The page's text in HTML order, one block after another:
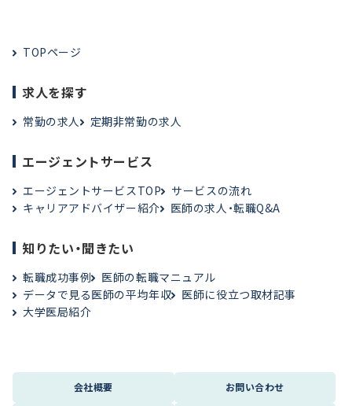
TOPページ
求人を探す
常勤の求人 定期非常勤の求人
エージェントサービス
エージェントサービスTOP
サービスの流れ
キャリアアドバイザー紹介
医師の求人・転職Q&A
知りたい・聞きたい
転職成功事例
医師の転職マニュアル
データで見る医師の平均年収
医師に役立つ取材記事
大学医局紹介
会社概要 お問い合わせ